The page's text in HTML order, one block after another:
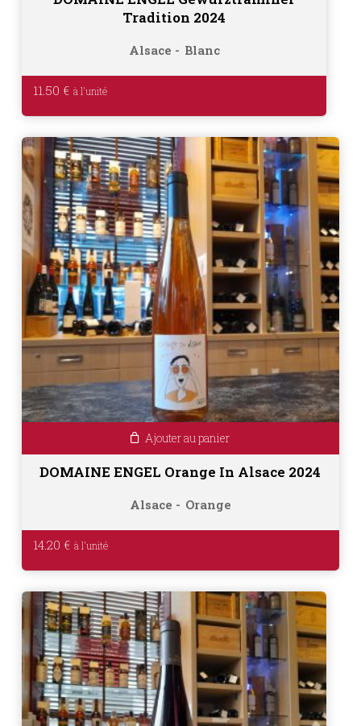
Tradition 2024
Alsace Blanc
11.50 €
Ajouter au panier
DOMAINE ENGEL Orange In Alsace 2024
Alsace Orange
14.20 €